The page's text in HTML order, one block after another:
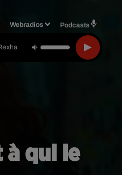
Webradios Podcasts
à qui le